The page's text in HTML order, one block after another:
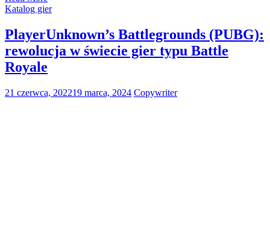
Katalog gier
PlayerUnknown’s Battlegrounds (PUBG):
rewolucja w świecie gier typu Battle
Royale
21 czerwca, 202219 marca, 2024 Copywriter